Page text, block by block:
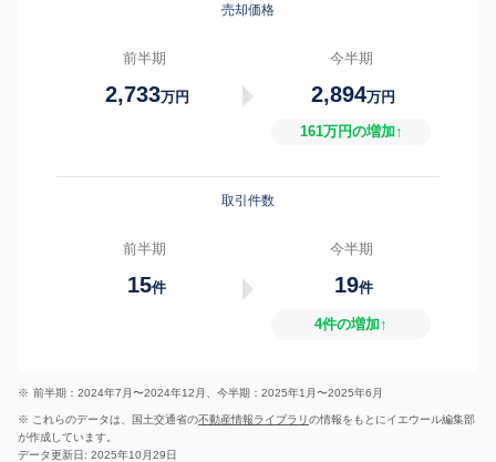
売却価格
前半期
2,733万円
今半期
2,894万円
161万円の増加↑
取引件数
前半期
15件
今半期
19件
4件の増加↑
※ 前半期：2024年7月〜2024年12月、今半期：2025年1月〜2025年6月
※ これらのデータは、国土交通省の不動産情報ライブラリの情報をもとにイエウール編集部
が作成しています。
データ更新日: 2025年10月29日